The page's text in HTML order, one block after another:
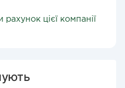
цієї компанії